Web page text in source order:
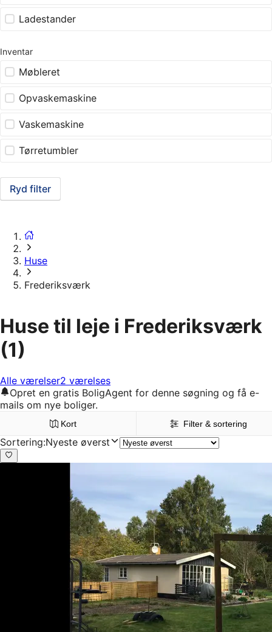
Ladestander
Inventar
Møbleret
Opvaskemaskine
Vaskemaskine
Tørretumbler
Ryd filter
Huse
Frederiksværk
Huse til leje i Frederiksværk
(1)
Alle værelser2 værelses
Opret en gratis BoligAgent for denne søgning og få e-
mails om nye boliger.
Kort Filter & sortering
Sortering:Nyeste øverst